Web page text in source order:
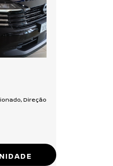
Direção